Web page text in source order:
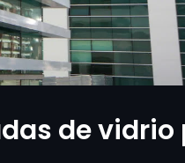
de vidrio